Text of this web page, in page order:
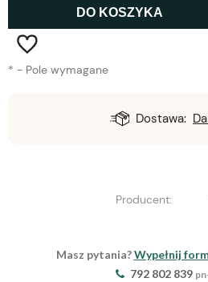
DO KOSZYKA
* - Pole wymagane
Dostawa:
Producent:
Masz pytania?Wypełnij
792 802 839